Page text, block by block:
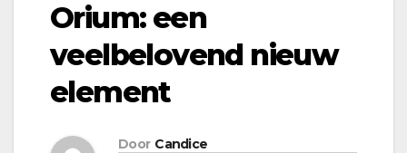
Orium: een
veelbelovend nieuw
element
Door Candice